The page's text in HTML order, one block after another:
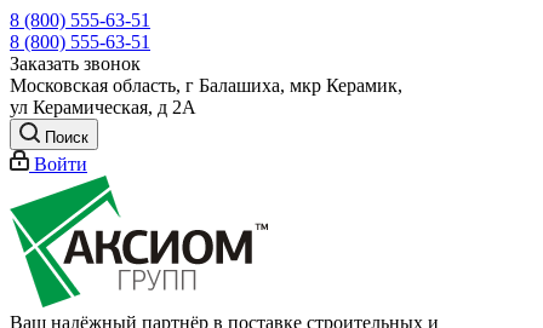
8 (800) 555-63-51
8 (800) 555-63-51
Заказать звонок
Московская область, г Балашиха, мкр Керамик,
ул Керамическая, д 2А
Поиск
Войти
Ваш надёжный партнёр в поставке строительных и